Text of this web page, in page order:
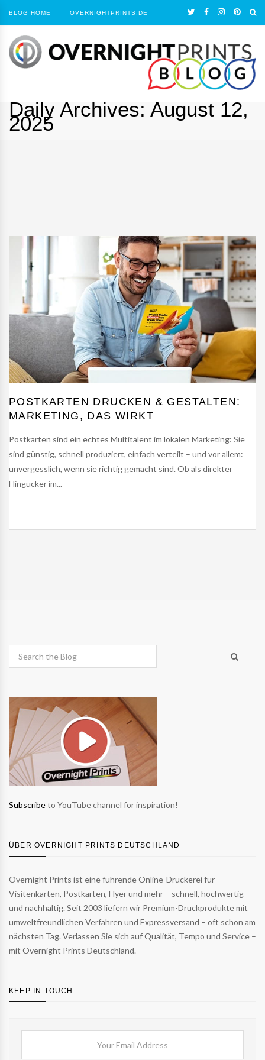
BLOG HOME OVERNIGHTPRINTS.DE
Daily Archives: August 12,
2025
POSTKARTEN DRUCKEN & GESTALTEN:
MARKETING, DAS WIRKT
Postkarten sind ein echtes Multitalent im lokalen Marketing: Sie
sind günstig, schnell produziert, einfach verteilt – und vor allem:
unvergesslich, wenn sie richtig gemacht sind. Ob als direkter
Hingucker im...
Subscribeto YouTube channel for inspiration!
ÜBER OVERNIGHT PRINTS DEUTSCHLAND
Overnight Prints ist eine führende Online-Druckerei für
Visitenkarten, Postkarten, Flyer und mehr – schnell, hochwertig
und nachhaltig. Seit 2003 liefern wir Premium-Druckprodukte mit
umweltfreundlichen Verfahren und Expressversand – oft schon am
nächsten Tag. Verlassen Sie sich auf Qualität, Tempo und Service –
mit Overnight Prints Deutschland.
KEEP IN TOUCH